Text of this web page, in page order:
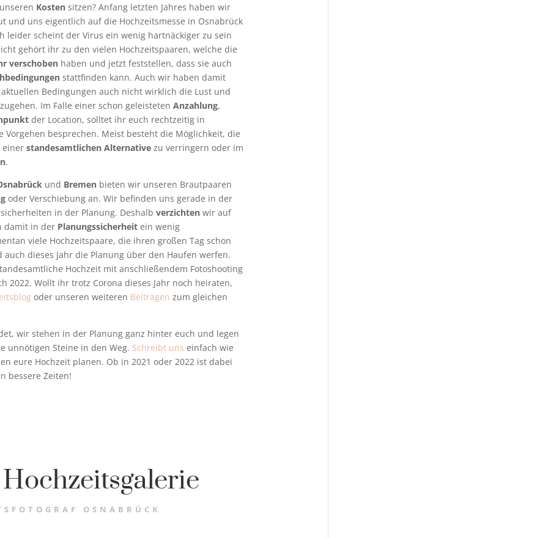
Kostensitzen? Anfang letzten Jahres haben wir
und uns eigentlich auf die Hochzeitsmesse in Osnabrück
leider scheint der Virus ein wenig hartnäckiger zu sein
gehört ihr zu den vielen Hochzeitspaaren, welche die
verschobenhaben und jetzt feststellen, dass sie auch
stattfinden kann. Auch wir haben damit
Bedingungen auch nicht wirklich die Lust und
Im Falle einer schon geleisteten Anzahlung,
der Location, solltet ihr euch rechtzeitig in
besprechen. Meist besteht die Möglichkeit, die
einer standesamtlichen Alternativezu verringern oder im
.
und Bremenbieten wir unseren Brautpaaren
oder Verschiebung an. Wir befinden uns gerade in der
in der Planung. Deshalb verzichtenwir auf
damit in der Planungssicherheitein wenig
viele Hochzeitspaare, die ihren großen Tag schon
dieses Jahr die Planung über den Haufen werfen.
Hochzeit mit anschließendem Fotoshooting
2022. Wollt ihr trotz Corona dieses Jahr noch heiraten,
oder unseren weiteren Beiträgen zum gleichen
wir stehen in der Planung ganz hinter euch und legen
unnötigen Steine in den Weg. Schreibt uns einfach wie
eure Hochzeit planen. Ob in 2021 oder 2022 ist dabei
bessere Zeiten!
OSNABRÜCK